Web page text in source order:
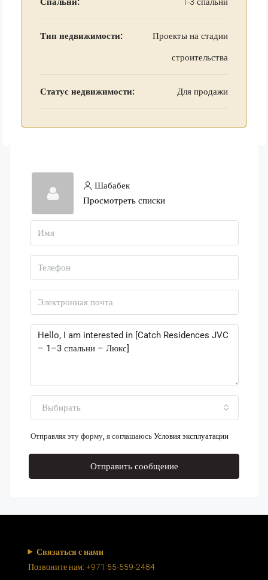
Тип недвижимости:
Проекты на стадии
строительства
Статус недвижимости: Для продажи
Шабабек
Просмотреть списки
Выбирать
Отправляя эту форму, я соглашаюсь Условия эксплуатации
Отправить сообщение
Связаться с нами
Позвоните нам: +971 55-559-2484